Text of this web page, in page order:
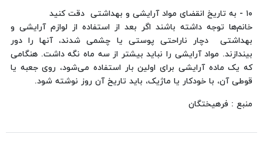
۱۰ - به تاریخ انقضای مواد آرایشی و بهداشتی دقت کنید
خانم‌ها توجه داشته باشند اگر بعد از استفاده از لوازم آرایشی و
بهداشتی دچار ناراحتی پوستی یا چشمی شدند، آنها را دور
بیندازند. مواد آرایشی را نباید بیشتر از سه ماه نگه داشت. هنگامی
که یک ماده آرایشی برای اولین بار استفاده می‌شود، روی جعبه یا
قوطی آن، با خودکار یا ماژیک، باید تاریخ آن روز نوشته شود.
منبع : فرهیختگان